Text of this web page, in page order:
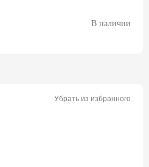
В наличии
Убрать из избранного